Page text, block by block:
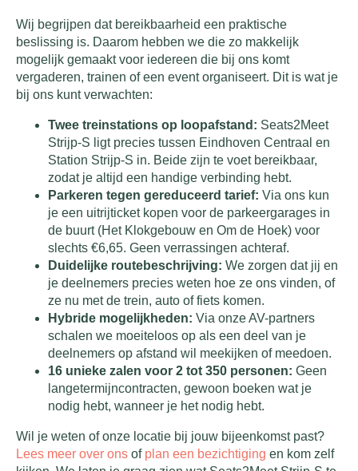
Wij begrijpen dat bereikbaarheid een praktische
beslissing is. Daarom hebben we die zo makkelijk
mogelijk gemaakt voor iedereen die bij ons komt
vergaderen, trainen of een event organiseert. Dit is wat je
bij ons kunt verwachten:
Twee treinstations op loopafstand: Seats2Meet
Strijp-S ligt precies tussen Eindhoven Centraal en
Station Strijp-S in. Beide zijn te voet bereikbaar,
zodat je altijd een handige verbinding hebt.
Parkeren tegen gereduceerd tarief: Via ons kun
je een uitrijticket kopen voor de parkeergarages in
de buurt (Het Klokgebouw en Om de Hoek) voor
slechts €6,65. Geen verrassingen achteraf.
Duidelijke routebeschrijving: We zorgen dat jij en
je deelnemers precies weten hoe ze ons vinden, of
ze nu met de trein, auto of fiets komen.
Hybride mogelijkheden: Via onze AV-partners
schalen we moeiteloos op als een deel van je
deelnemers op afstand wil meekijken of meedoen.
16 unieke zalen voor 2 tot 350 personen: Geen
langetermijncontracten, gewoon boeken wat je
nodig hebt, wanneer je het nodig hebt.
Wil je weten of onze locatie bij jouw bijeenkomst past?
Lees meer over ons of plan een bezichtiging en kom zelf